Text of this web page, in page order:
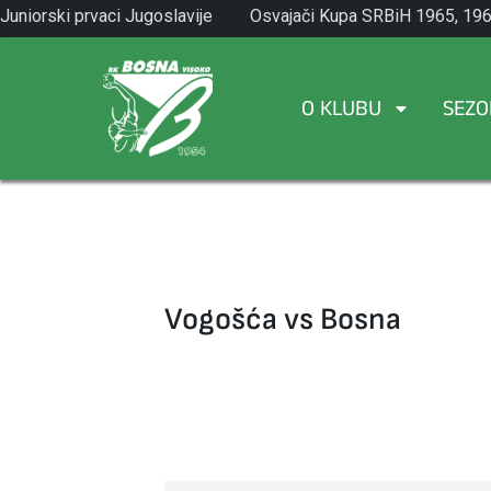
Skip
to
Juniorski prvaci Jugoslavije
1971.
Osvajači Kupa SRBiH 1965,
1982.
O KLUBU
Vogošća vs Bosna